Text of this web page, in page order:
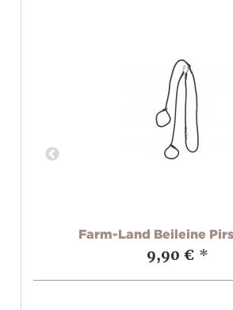
Farm-Land Beileine
9,90 € *